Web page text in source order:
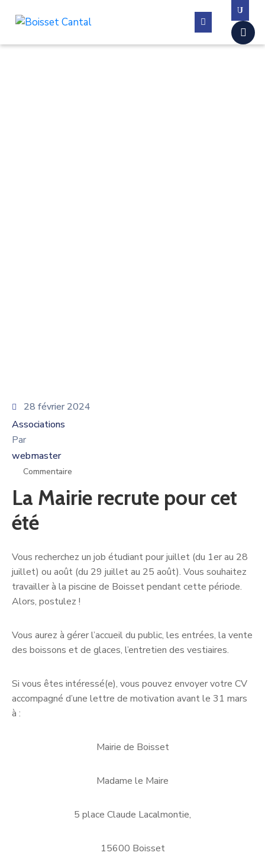
28 février 2024
Associations
Par
webmaster
Commentaire
La Mairie recrute pour cet
été
Vous recherchez un job étudiant pour juillet (du 1er au 28
juillet) ou août (du 29 juillet au 25 août). Vous souhaitez
travailler à la piscine de Boisset pendant cette période.
Alors, postulez !
Vous aurez à gérer l’accueil du public, les entrées, la vente
des boissons et de glaces, l’entretien des vestiaires.
Si vous êtes intéressé(e), vous pouvez envoyer votre CV
accompagné d’une lettre de motivation avant le 31 mars
à :
Mairie de Boisset
Madame le Maire
5 place Claude Lacalmontie,
15600 Boisset